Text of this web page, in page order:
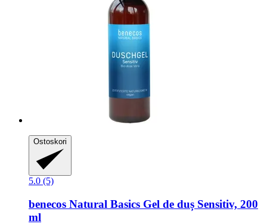
Ostoskori
5.0 (5)
benecos Natural Basics Gel de duș Sensitiv, 200
ml